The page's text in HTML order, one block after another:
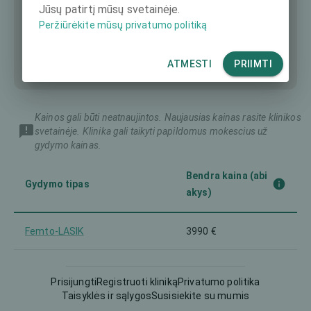
Kainos gali būti neatnaujintos. Naujausias kainas rasite klinikos
svetainėje. Klinika gali taikyti papildomus mokescius už
gydymo kainas.
Gydymo tipas
Bendra kaina (abi
akys)
Femto-LASIK 3990 €
PrisijungtiRegistruoti klinikąPrivatumo politika
Taisyklės ir sąlygosSusisiekite su mumis
Jūsų patirtį mūsų svetainėje.
Peržiūrėkite mūsų privatumo politiką
ATMESTI PRIIMTI